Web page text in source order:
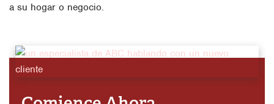
a su hogar o negocio.